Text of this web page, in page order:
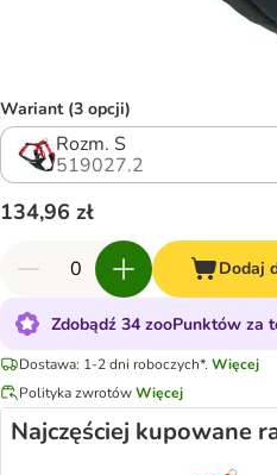
Wariant (3 opcji)
Rozm. S
519027.2
134,96 zł
Dodaj
Zdobądź 34 zooPunktów za
Dostawa: 1-2 dni roboczych*. Więcej
Polityka zwrotówWięcej
Najczęściej kupowane